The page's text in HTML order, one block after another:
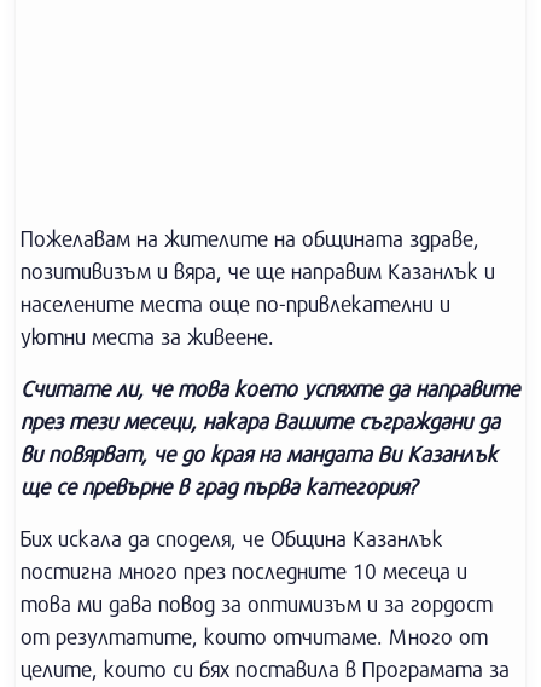
Пожелавам на жителите на общината здраве,
позитивизъм и вяра, че ще направим Казанлък и
населените места още по-привлекателни и
уютни места за живеене.
Считате ли, че това което успяхте да направите
през тези месеци, накара Вашите съграждани да
ви повярват, че до края на мандата Ви Казанлък
ще се превърне в град първа категория?
Бих искала да споделя, че Община Казанлък
постигна много през последните 10 месеца и
това ми дава повод за оптимизъм и за гордост
от резултатите, които отчитаме. Много от
целите, които си бях поставила в Програмата за